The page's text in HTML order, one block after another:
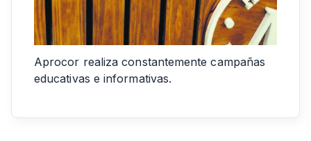
Aprocor realiza constantemente campañas
educativas e informativas.